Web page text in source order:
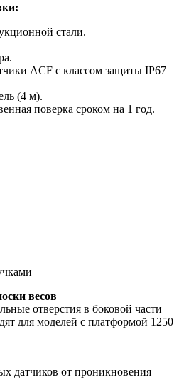
стали.
ACF с классом защиты IP67
(4 м).
поверка сроком на 1 год.
весов
отверстия в боковой части
для моделей с платформой 1250
датчиков от проникновения